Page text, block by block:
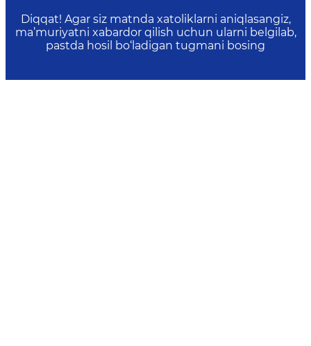
Diqqat! Agar siz matnda xatoliklarni aniqlasangiz,
ma’muriyatni xabardor qilish uchun ularni belgilab,
pastda hosil bo‘ladigan tugmani bosing